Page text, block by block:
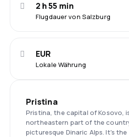
Flugdauer von Salzburg
2 h 55 min
Lokale Währung
EUR
Pristina
Pristina, the capital of Kosovo,
northeastern part of the
picturesque Dinaric Alps. It's